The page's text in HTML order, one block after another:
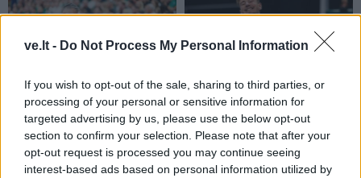
ve.lt - Do Not Process My Personal Information
If you wish to opt-out of the sale, sharing to third parties, or
processing of your personal or sensitive information for
targeted advertising by us, please use the below opt-out
section to confirm your selection. Please note that after your
opt-out request is processed you may continue seeing
interest-based ads based on personal information utilized by
Sportas
Jasikevičiaus vedami
Lietuvos vaikinai patiesė
serbus
Sportas
Trijų setų dramą laimėjęs
Butvilas pateko į
„Challenger“ turnyro
pusfinalį